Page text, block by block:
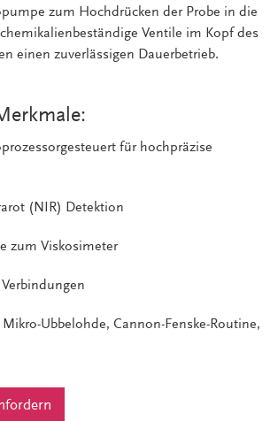
zum Hochdrücken der Probe in die
Ventile im Kopf des
einen zuverlässigen Dauerbetrieb.
für hochpräzise
(NIR) Detektion
zum Viskosimeter
Ubbelohde, Cannon-Fenske-Routine,